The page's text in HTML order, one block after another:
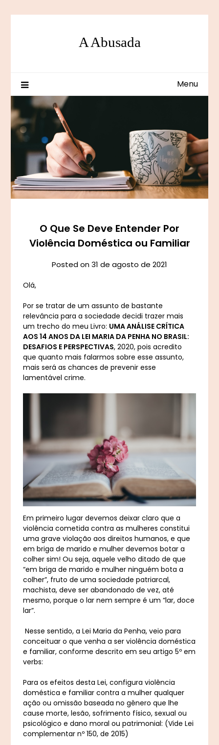
A Abusada
Menu
O Que Se Deve Entender Por
Violência Doméstica ou Familiar
Posted on31 de agosto de 2021
Olá,
Por se tratar de um assunto de bastante
relevância para a sociedade decidi trazer mais
um trecho do meu Livro: UMA ANÁLISE CRÍTICA
AOS 14 ANOS DA LEI MARIA DA PENHA NO BRASIL:
DESAFIOS E PERSPECTIVAS, 2020, pois acredito
que quanto mais falarmos sobre esse assunto,
mais será as chances de prevenir esse
lamentável crime.
Em primeiro lugar devemos deixar claro que a
violência cometida contra as mulheres constitui
uma grave violação aos direitos humanos, e que
em briga de marido e mulher devemos botar a
colher sim! Ou seja, aquele velho ditado de que
“em briga de marido e mulher ninguém bota a
colher”, fruto de uma sociedade patriarcal,
machista, deve ser abandonado de vez, até
mesmo, porque o lar nem sempre é um “lar, doce
lar”.
Nesse sentido, a Lei Maria da Penha, veio para
conceituar o que venha a ser violência doméstica
e familiar, conforme descrito em seu artigo 5º em
verbs:
Para os efeitos desta Lei, configura violência
doméstica e familiar contra a mulher qualquer
ação ou omissão baseada no gênero que lhe
cause morte, lesão, sofrimento físico, sexual ou
psicológico e dano moral ou patrimonial: (Vide Lei
complementar nº 150, de 2015)